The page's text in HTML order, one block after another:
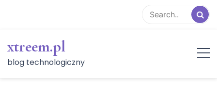
content
xtreem.pl
blog technologiczny